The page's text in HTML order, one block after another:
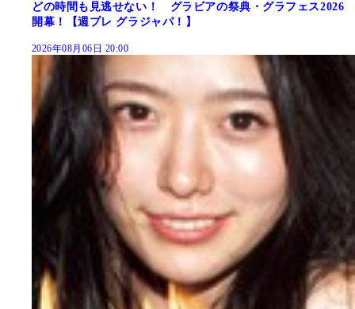
どの時間も見逃せない！ グラビアの祭典・グラフェス2026
開幕！【週プレ グラジャパ！】
2026年08月06日 20:00